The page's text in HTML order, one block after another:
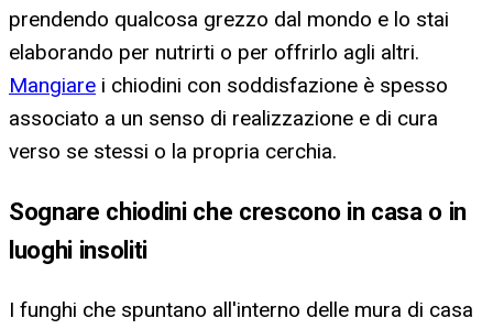
prendendo qualcosa grezzo dal mondo e lo stai
elaborando per nutrirti o per offrirlo agli altri.
Mangiare i chiodini con soddisfazione è spesso
associato a un senso di realizzazione e di cura
verso se stessi o la propria cerchia.
Sognare chiodini che crescono in casa o in
luoghi insoliti
I funghi che spuntano all'interno delle mura di casa